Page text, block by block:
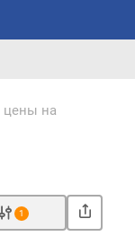
цены на
1